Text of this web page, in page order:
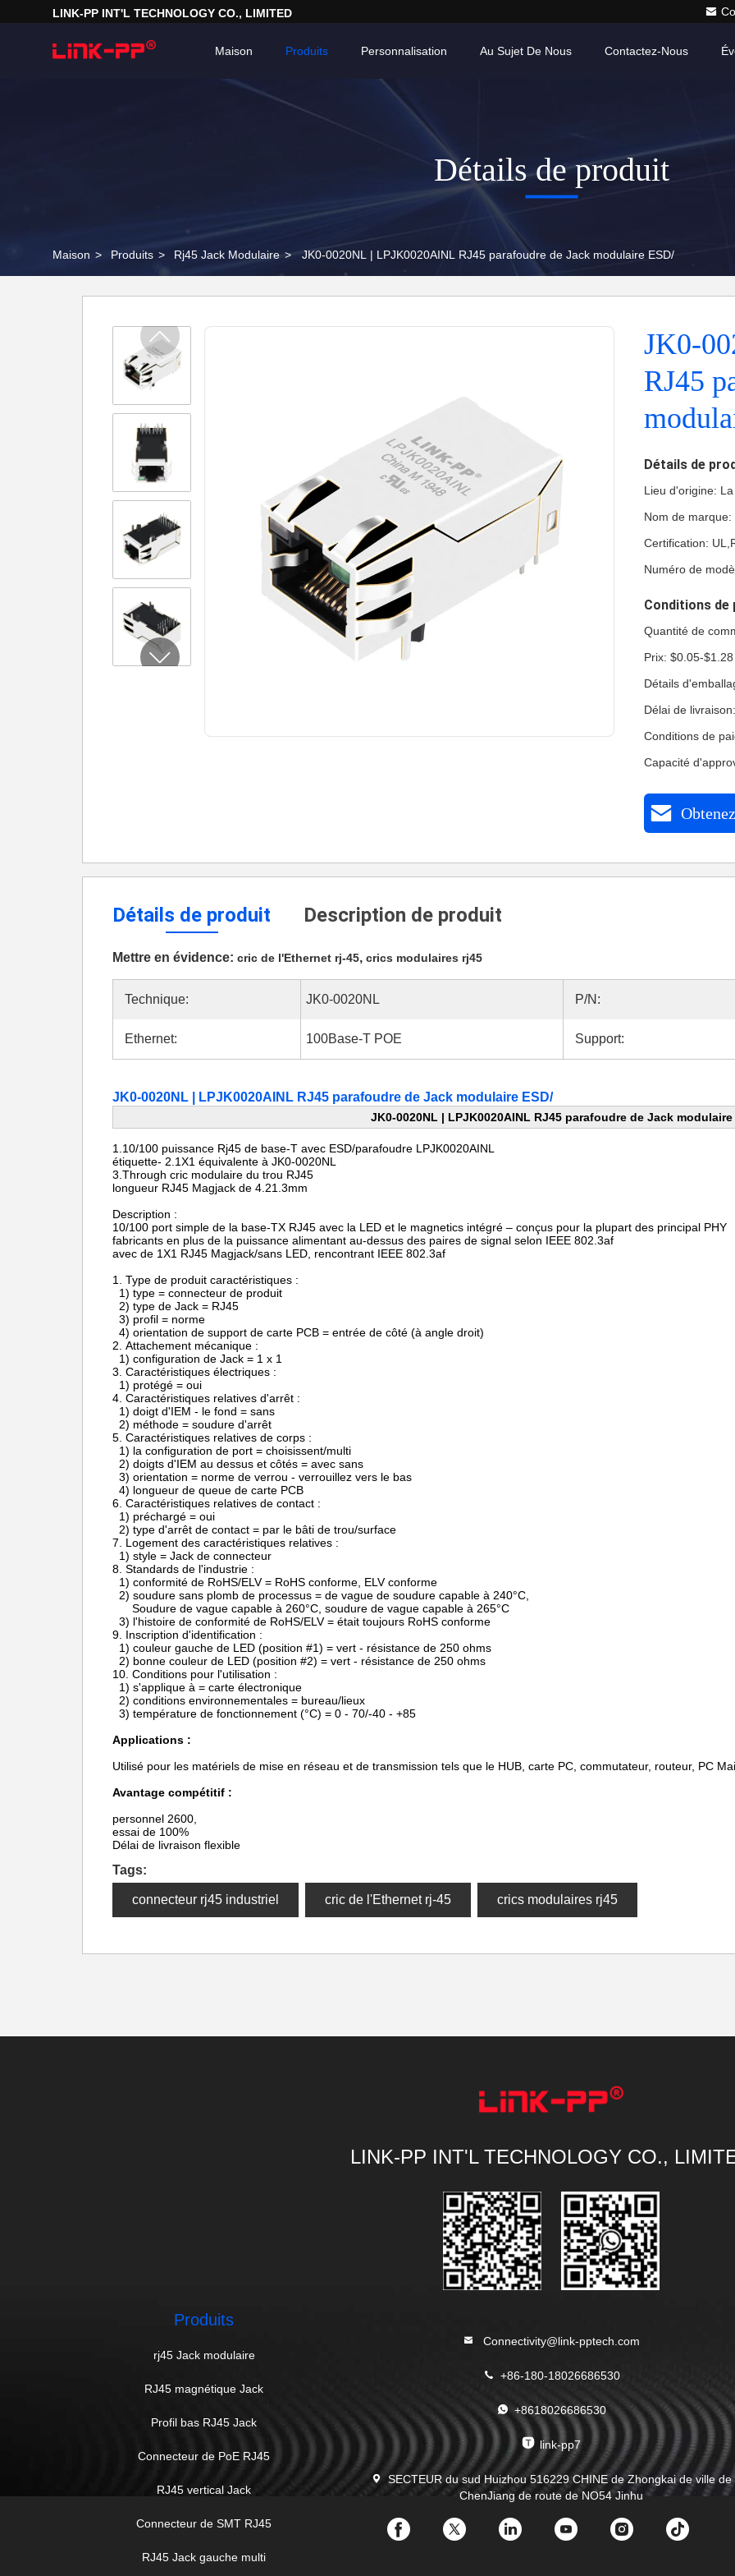
LINK-PP INT'L TECHNOLOGY CO., LIMITED
Maison Produits Au Sujet De Nous Contactez-Nous
Personnalisation
Détails de produit
Maison > Produits > Rj45 Jack Modulaire > JK0-0020NL | LPJK0020AINL RJ45 parafoudre de Jack modulaire ESD/
JK0-
RJ45
Détails de
Lieu d'origine:
Nom de marque:
Certification:
Numéro de
Conditions de
Quantité de
Prix: $0.05-$1.28
Détails
Délai de
Conditions de
Capacité
Détails de produit Description de produit
Mettre en évidence: cric de l'Ethernet rj-45, crics modulaires rj45
Technique: JK0-0020NL P/N:
Ethernet: 100Base-T POE Support:
JK0-0020NL | LPJK0020AINL RJ45 parafoudre de Jack modulaire ESD/
JK0-0020NL | LPJK0020AINL RJ45 parafoudre de Jack modulaire
1.10/100 puissance Rj45 de base-T avec ESD/parafoudre LPJK0020AINL
étiquette- 2.1X1 équivalente à JK0-0020NL
3.Through cric modulaire du trou RJ45
longueur RJ45 Magjack de 4.21.3mm
Description :
10/100 port simple de la base-TX RJ45 avec la LED et le magnetics intégré – conçus pour la plupart des principal PHY
fabricants en plus de la puissance alimentant au-dessus des paires de signal selon IEEE 802.3af
avec de 1X1 RJ45 Magjack/sans LED, rencontrant IEEE 802.3af
1. Type de produit caractéristiques :
1) type = connecteur de produit
2) type de Jack = RJ45
3) profil = norme
4) orientation de support de carte PCB = entrée de côté (à angle droit)
2. Attachement mécanique :
1) configuration de Jack = 1 x 1
3. Caractéristiques électriques :
1) protégé = oui
4. Caractéristiques relatives d'arrêt :
1) doigt d'IEM - le fond = sans
2) méthode = soudure d'arrêt
5. Caractéristiques relatives de corps :
1) la configuration de port = choisissent/multi
2) doigts d'IEM au dessus et côtés = avec sans
3) orientation = norme de verrou - verrouillez vers le bas
4) longueur de queue de carte PCB
6. Caractéristiques relatives de contact :
1) préchargé = oui
2) type d'arrêt de contact = par le bâti de trou/surface
7. Logement des caractéristiques relatives :
1) style = Jack de connecteur
8. Standards de l'industrie :
1) conformité de RoHS/ELV = RoHS conforme, ELV conforme
2) soudure sans plomb de processus = de vague de soudure capable à 240°C,
Soudure de vague capable à 260°C, soudure de vague capable à 265°C
3) l'histoire de conformité de RoHS/ELV = était toujours RoHS conforme
9. Inscription d'identification :
1) couleur gauche de LED (position #1) = vert - résistance de 250 ohms
2) bonne couleur de LED (position #2) = vert - résistance de 250 ohms
10. Conditions pour l'utilisation :
1) s'applique à = carte électronique
2) conditions environnementales = bureau/lieux
3) température de fonctionnement (°C) = 0 - 70/-40 - +85
Applications :
Utilisé pour les matériels de mise en réseau et de transmission tels que le HUB, carte PC, commutateur, routeur, PC
Avantage compétitif :
personnel 2600,
essai de 100%
Délai de livraison flexible
Tags:
connecteur rj45 industriel cric de l'Ethernet rj-45 crics modulaires rj45
LINK-PP INT'L TECHNOLOGY CO.,
Produits
rj45 Jack modulaire
RJ45 magnétique Jack
Profil bas RJ45 Jack
Connecteur de PoE RJ45
RJ45 vertical Jack
Connecteur de SMT RJ45
RJ45 Jack gauche multi
Connectivity@link-pptech.com
+86-180-18026686530
+8618026686530
link-pp7
SECTEUR du sud Huizhou 516229 CHINE de Zhongkai de ville de
ChenJiang de route de NO54 Jinhu